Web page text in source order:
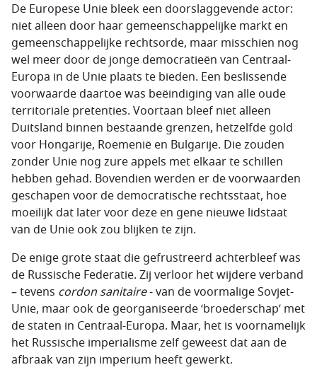
De Europese Unie bleek een doorslaggevende actor:
niet alleen door haar gemeenschappelijke markt en
gemeenschappelijke rechtsorde, maar misschien nog
wel meer door de jonge democratieën van Centraal-
Europa in de Unie plaats te bieden. Een beslissende
voorwaarde daartoe was beëindiging van alle oude
territoriale pretenties. Voortaan bleef niet alleen
Duitsland binnen bestaande grenzen, hetzelfde gold
voor Hongarije, Roemenië en Bulgarije. Die zouden
zonder Unie nog zure appels met elkaar te schillen
hebben gehad. Bovendien werden er de voorwaarden
geschapen voor de democratische rechtsstaat, hoe
moeilijk dat later voor deze en gene nieuwe lidstaat
van de Unie ook zou blijken te zijn.
De enige grote staat die gefrustreerd achterbleef was
de Russische Federatie. Zij verloor het wijdere verband
– tevens cordon sanitaire- van de voormalige Sovjet-
Unie, maar ook de georganiseerde ‘broederschap’ met
de staten in Centraal-Europa. Maar, het is voornamelijk
het Russische imperialisme zelf geweest dat aan de
afbraak van zijn imperium heeft gewerkt.